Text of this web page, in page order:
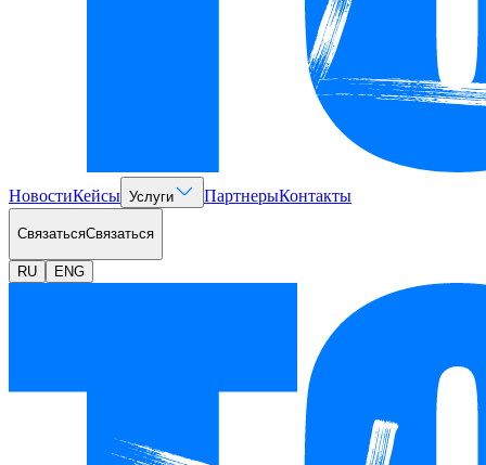
НовостиКейсы Услуги ПартнерыКонтакты
СвязатьсяСвязаться
RU ENG